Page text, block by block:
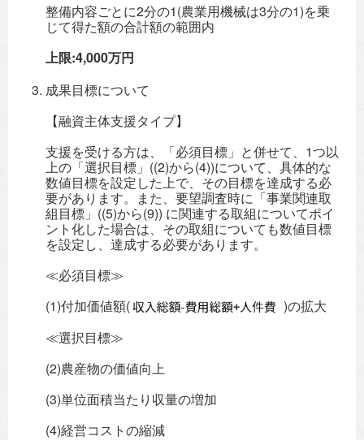
整備内容ごとに2分の1(農業用機械は3分の1)を乗
じて得た額の合計額の範囲内
上限:4,000万円
成果目標について
【融資主体支援タイプ】
支援を受ける方は、「必須目標」と併せて、1つ以
上の「選択目標」((2)から(4))について、具体的な
数値目標を設定した上で、その目標を達成する必
要があります。また、要望調査時に「事業関連取
組目標」((5)から(9)) に関連する取組についてポイ
ント化した場合は、その取組についても数値目標
を設定し、達成する必要があります。
≪必須目標≫
(1)付加価値額(
)の拡大
≪選択目標≫
(2)農産物の価値向上
(3)単位面積当たり収量の増加
(4)経営コストの縮減